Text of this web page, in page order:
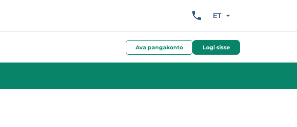
ET
Ava pangakonto Logi sisse